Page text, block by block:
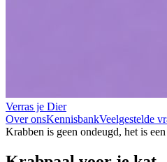
Verras je Dier
Over onsKennisbankVeelgestelde
Krabben is geen ondeugd, het is